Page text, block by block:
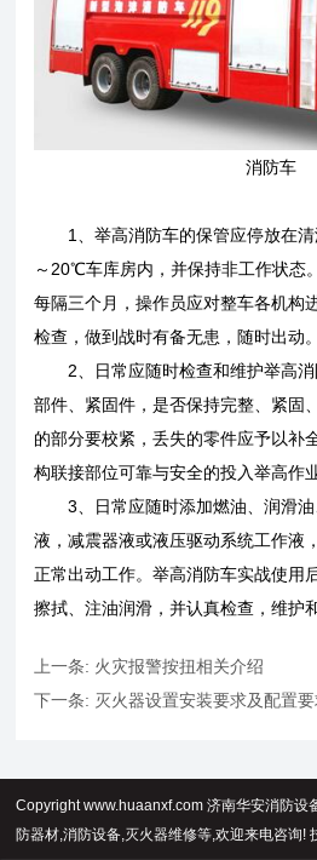
消防车
1、举高消防车的保管应停放在
～20℃车库房内，并保持非工作状态
每隔三个月，操作员应对整车各机构
检查，做到战时有备无患，随时出动。
2、日常应随时检查和维护举高
部件、紧固件，是否保持完整、紧固
的部分要校紧，丢失的零件应予以补
构联接部位可靠与安全的投入举高作
3、日常应随时添加燃油、润滑
液，减震器液或液压驱动系统工作液
正常出动工作。举高消防车实战使用
擦拭、注油润滑，并认真检查，维护
上一条: 火灾报警按扭相关介绍
下一条: 灭火器设置安装要求及配置
Copyright www.huaanxf.com 济南华安消防设
防器材,消防设备,灭火器维修等,欢迎来电咨询!